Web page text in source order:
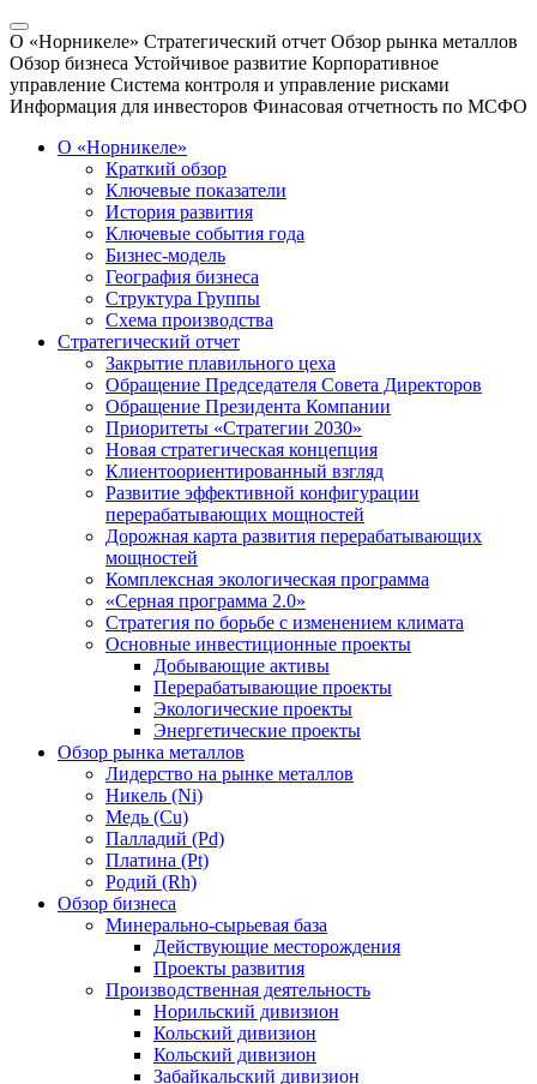
О «Норникеле» Стратегический отчет Обзор рынка металлов
Обзор бизнеса Устойчивое развитие Корпоративное
управление Система контроля и управление рисками
Информация для инвесторов Финасовая отчетность по МСФО
О «Норникеле»
Краткий обзор
Ключевые показатели
История развития
Ключевые события года
Бизнес-модель
География бизнеса
Структура Группы
Схема производства
Стратегический отчет
Закрытие плавильного цеха
Обращение Председателя Совета Директоров
Обращение Президента Компании
Приоритеты «Стратегии 2030»
Новая стратегическая концепция
Клиентоориентированный взгляд
Развитие эффективной конфигурации
перерабатывающих мощностей
Дорожная карта развития перерабатывающих
мощностей
Комплексная экологическая программа
«Серная программа 2.0»
Стратегия по борьбе с изменением климата
Основные инвестиционные проекты
Добывающие активы
Перерабатывающие проекты
Экологические проекты
Энергетические проекты
Обзор рынка металлов
Лидерство на рынке металлов
Никель (Ni)
Медь (Cu)
Палладий (Pd)
Платина (Pt)
Родий (Rh)
Обзор бизнеса
Минерально-сырьевая база
Действующие месторождения
Проекты развития
Производственная деятельность
Норильский дивизион
Кольский дивизион
Кольский дивизион
Забайкальский дивизион